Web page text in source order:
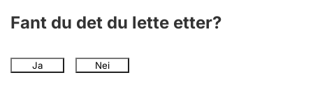
Fant du det du lette etter?
Ja Nei